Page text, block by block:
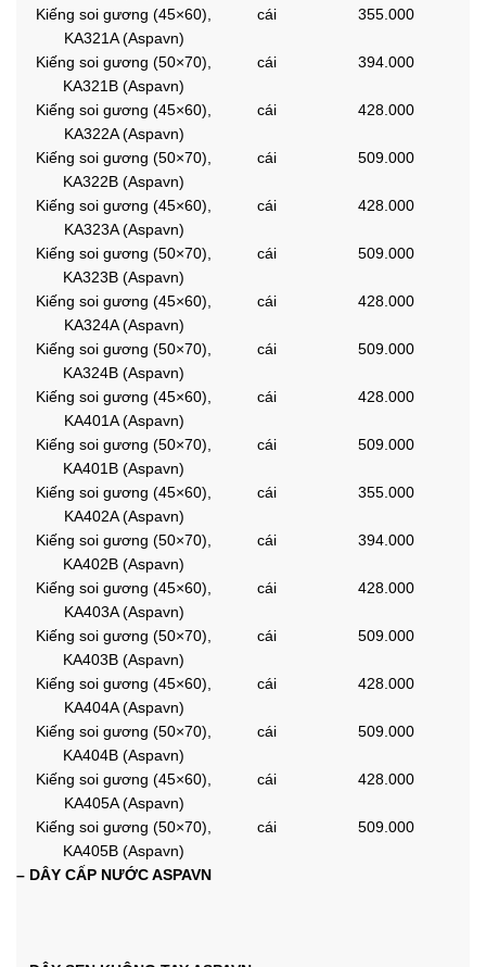
Kiếng soi gương (45×60),
KA321A (Aspavn)
cái 355.000
Kiếng soi gương (50×70),
KA321B (Aspavn)
cái 394.000
Kiếng soi gương (45×60),
KA322A (Aspavn)
cái 428.000
Kiếng soi gương (50×70),
KA322B (Aspavn)
cái 509.000
Kiếng soi gương (45×60),
KA323A (Aspavn)
cái 428.000
Kiếng soi gương (50×70),
KA323B (Aspavn)
cái 509.000
Kiếng soi gương (45×60),
KA324A (Aspavn)
cái 428.000
Kiếng soi gương (50×70),
KA324B (Aspavn)
cái 509.000
Kiếng soi gương (45×60),
KA401A (Aspavn)
cái 428.000
Kiếng soi gương (50×70),
KA401B (Aspavn)
cái 509.000
Kiếng soi gương (45×60),
KA402A (Aspavn)
cái 355.000
Kiếng soi gương (50×70),
KA402B (Aspavn)
cái 394.000
Kiếng soi gương (45×60),
KA403A (Aspavn)
cái 428.000
Kiếng soi gương (50×70),
KA403B (Aspavn)
cái 509.000
Kiếng soi gương (45×60),
KA404A (Aspavn)
cái 428.000
Kiếng soi gương (50×70),
KA404B (Aspavn)
cái 509.000
Kiếng soi gương (45×60),
KA405A (Aspavn)
cái 428.000
Kiếng soi gương (50×70),
KA405B (Aspavn)
cái 509.000
– DÂY CẤP NƯỚC ASPAVN